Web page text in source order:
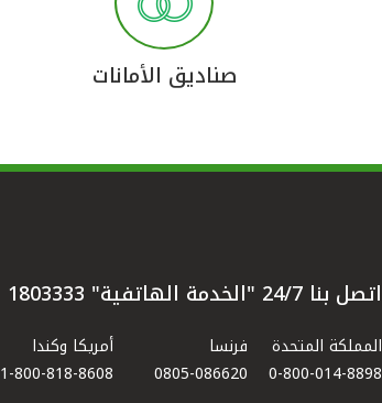
صناديق الأمانات
اتصل بنا 24/7 "الخدمة الهاتفية" 1803333
المملكة المتحدة
0-800-014-8898
فرنسا
0805-086620
أمريكا وكندا
1-800-818-8608